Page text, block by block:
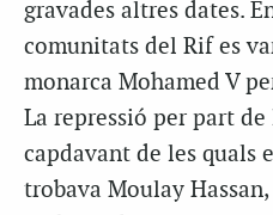
gravades altres dates.
comunitats del Rif es
monarca Mohamed V
La repressió per part
capdavant de les quals
trobava Moulay